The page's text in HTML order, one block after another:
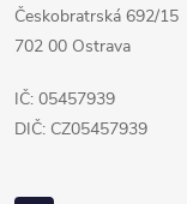
Českobratrská 692/15
702 00 Ostrava
IČ: 05457939
DIČ: CZ05457939